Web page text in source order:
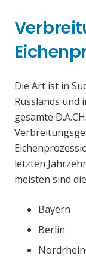
Die Art ist in
Russlands und
gesamte
letzten
meisten sind
Bayern
Berlin